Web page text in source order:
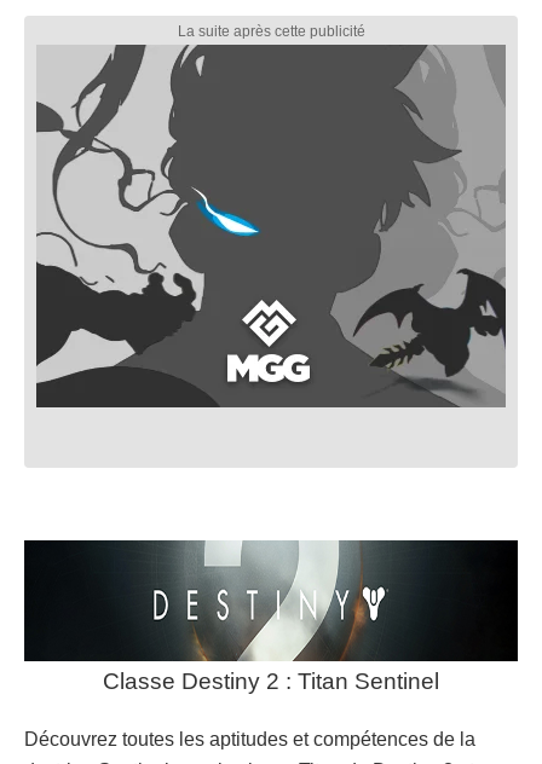
Classe Destiny 2 : Titan Sentinel
Découvrez toutes les aptitudes et compétences de la